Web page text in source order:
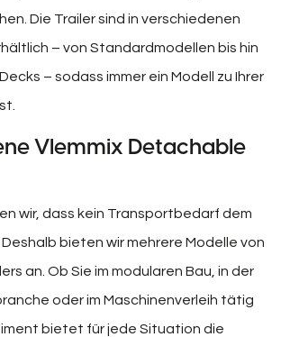
Die Trailer sind in verschiedenen
– von Standardmodellen bis hin
– sodass immer ein Modell zu Ihrer
Vlemmix Detachable
wir, dass kein Transportbedarf dem
bieten wir mehrere Modelle von
an. Ob Sie im modularen Bau, in der
oder im Maschinenverleih tätig
bietet für jede Situation die